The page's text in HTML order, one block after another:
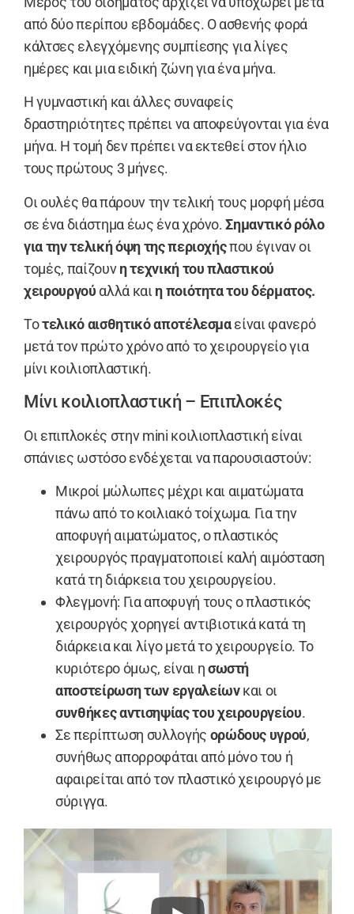
από δύο περίπου εβδομάδες. Ο ασθενής φορά
κάλτσες ελεγχόμενης συμπίεσης για λίγες
ημέρες και μια ειδική ζώνη για ένα μήνα.
Η γυμναστική και άλλες συναφείς
δραστηριότητες πρέπει να αποφεύγονται για ένα
μήνα. Η τομή δεν πρέπει να εκτεθεί στον ήλιο
τους πρώτους 3 μήνες.
Οι ουλές θα πάρουν την τελική τους μορφή μέσα
σε ένα διάστημα έως ένα χρόνο.Σημαντικό ρόλο
για την τελική όψη της περιοχήςπου έγιναν οι
τομές, παίζουνη τεχνική του πλαστικού
χειρουργού αλλά και η ποιότητα του δέρματος.
Τοτελικό αισθητικό αποτέλεσμαείναι φανερό
μετά τον πρώτο χρόνο από το χειρουργείο για
μίνι κοιλιοπλαστική.
Μίνι κοιλιοπλαστική – Επιπλοκές
Οι επιπλοκές στην mini κοιλιοπλαστική είναι
σπάνιες ωστόσο ενδέχεται να παρουσιαστούν:
Μικροί μώλωπες μέχρι και αιματώματα
πάνω από το κοιλιακό τοίχωμα. Για την
αποφυγή αιματώματος, ο πλαστικός
χειρουργός πραγματοποιεί καλή αιμόσταση
κατά τη διάρκεια του χειρουργείου.
Φλεγμονή: Για αποφυγή τους ο πλαστικός
χειρουργός χορηγεί αντιβιοτικά κατά τη
διάρκεια και λίγο μετά το χειρουργείο. Το
κυριότερο όμως, είναι ησωστή
αποστείρωση των εργαλείωνκαι οι
συνθήκες αντισηψίας του χειρουργείου.
Σε περίπτωση συλλογής ορώδους υγρού,
συνήθως απορροφάται από μόνο του ή
αφαιρείται από τον πλαστικό χειρουργό με
σύριγγα.